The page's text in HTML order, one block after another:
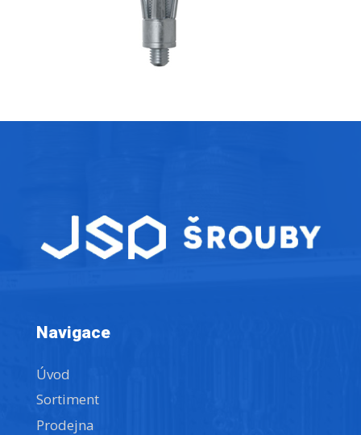
Navigace
Úvod
Sortiment
Prodejna